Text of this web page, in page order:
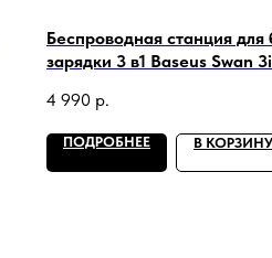
Беспроводная станция для
зарядки 3 в1 Baseus Swan
4 990 р.
ПОДРОБНЕЕ В КОРЗИНУ